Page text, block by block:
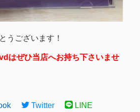
うございます！
はぜひ当店へお持ち下さいませ
Twitter LINE